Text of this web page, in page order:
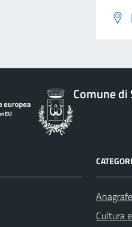
Comune di
Cultura